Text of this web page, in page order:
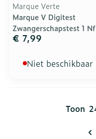
Marque Verte
Marque V Digitest
Zwangerschapstest 1 Nf
€ 7,99
Niet beschikbaar
Toon